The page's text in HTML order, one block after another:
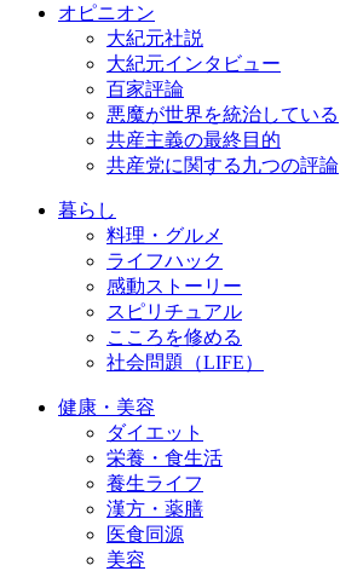
オピニオン
大紀元社説
大紀元インタビュー
百家評論
悪魔が世界を統治している
共産主義の最終目的
共産党に関する九つの評論
暮らし
料理・グルメ
ライフハック
感動ストーリー
スピリチュアル
こころを修める
社会問題（LIFE）
健康・美容
ダイエット
栄養・食生活
養生ライフ
漢方・薬膳
医食同源
美容